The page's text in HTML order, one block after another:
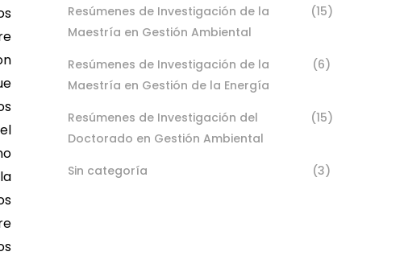
Resúmenes de Investigación de la
Maestría en Gestión Ambiental
(15)
Resúmenes de Investigación de la
Maestría en Gestión de la Energía
(6)
Resúmenes de Investigación del
Doctorado en Gestión Ambiental
(15)
Sin categoría (3)